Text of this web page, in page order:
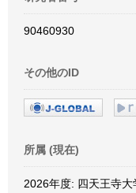
90460930
その他のID
所属 (現在)
2026年度: 四天王寺